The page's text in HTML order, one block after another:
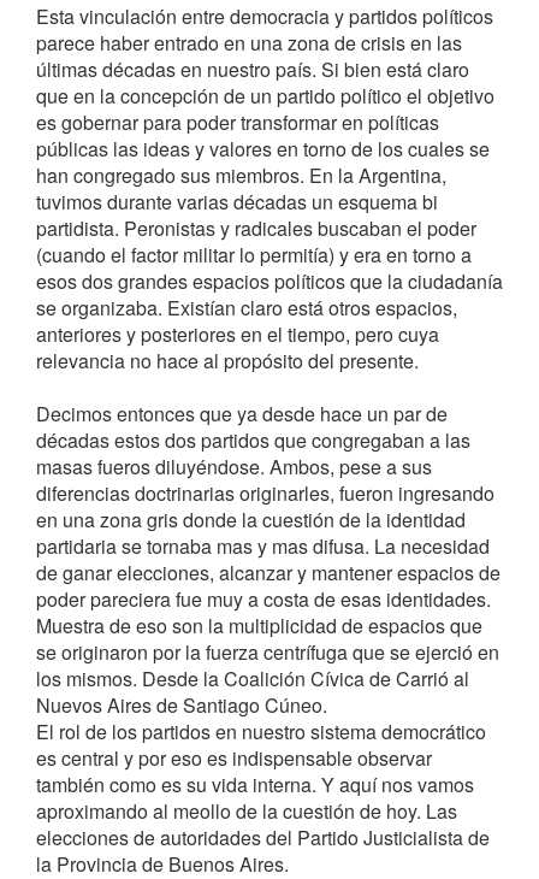
Esta vinculación entre democracia y partidos políticos
parece haber entrado en una zona de crisis en las
últimas décadas en nuestro país. Si bien está claro
que en la concepción de un partido político el objetivo
es gobernar para poder transformar en políticas
públicas las ideas y valores en torno de los cuales se
han congregado sus miembros. En la Argentina,
tuvimos durante varias décadas un esquema bi
partidista. Peronistas y radicales buscaban el poder
(cuando el factor militar lo permitía) y era en torno a
esos dos grandes espacios políticos que la ciudadanía
se organizaba. Existían claro está otros espacios,
anteriores y posteriores en el tiempo, pero cuya
relevancia no hace al propósito del presente.
Decimos entonces que ya desde hace un par de
décadas estos dos partidos que congregaban a las
masas fueros diluyéndose. Ambos, pese a sus
diferencias doctrinarias originarles, fueron ingresando
en una zona gris donde la cuestión de la identidad
partidaria se tornaba mas y mas difusa. La necesidad
de ganar elecciones, alcanzar y mantener espacios de
poder pareciera fue muy a costa de esas identidades.
Muestra de eso son la multiplicidad de espacios que
se originaron por la fuerza centrífuga que se ejerció en
los mismos. Desde la Coalición Cívica de Carrió al
Nuevos Aires de Santiago Cúneo.
El rol de los partidos en nuestro sistema democrático
es central y por eso es indispensable observar
también como es su vida interna. Y aquí nos vamos
aproximando al meollo de la cuestión de hoy. Las
elecciones de autoridades del Partido Justicialista de
la Provincia de Buenos Aires.